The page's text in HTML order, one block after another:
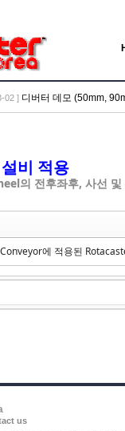
02 ] 디버터 데모 (50mm,
비 적용
의 전후좌후, 사선 및
에 적용된
스케
스케
스케
스케
us